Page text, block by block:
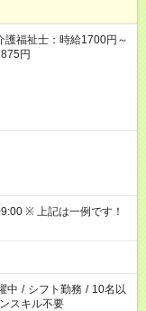
福祉士：時給1700円～
円
す！
中 / シフト勤務 / 10名以
スキル不要